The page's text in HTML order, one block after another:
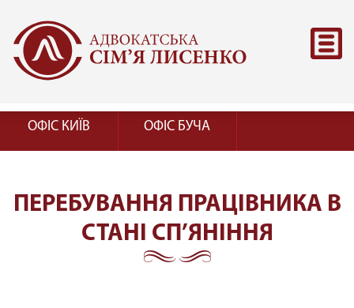
ОФІС КИЇВ ОФІС БУЧА
ПЕРЕБУВАННЯ ПРАЦІВНИКА В
СТАНІ СП’ЯНІННЯ